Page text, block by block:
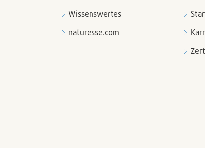
Wissenswertes
naturesse.com